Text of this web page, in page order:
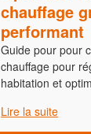
chauffage
performant
Guide pour pour
chauffage pour
habitation et
Lire la suite